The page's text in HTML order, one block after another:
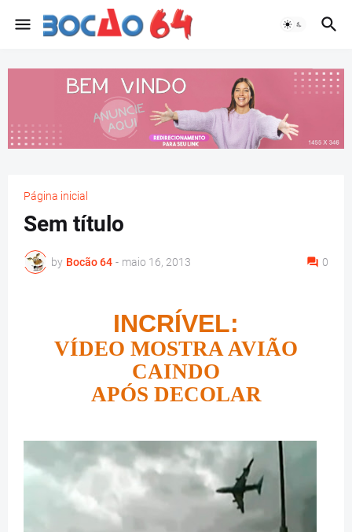
Página inicial
Sem título
by Bocão 64 - maio 16, 2013 0
INCRÍVEL:
VÍDEO MOSTRA AVIÃO
CAINDO
APÓS DECOLAR